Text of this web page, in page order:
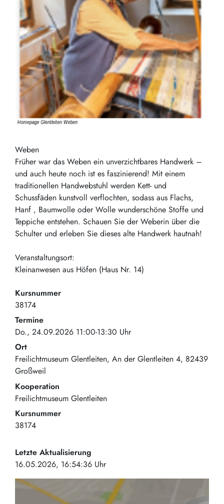
Weben
Früher war das Weben ein unverzichtbares Handwerk –
und auch heute noch ist es faszinierend! Mit einem
traditionellen Handwebstuhl werden Kett- und
Schussfäden kunstvoll verflochten, sodass aus Flachs,
Hanf , Baumwolle oder Wolle wunderschöne Stoffe und
Teppiche entstehen. Schauen Sie der Weberin über die
Schulter und erleben Sie dieses alte Handwerk hautnah!
Veranstaltungsort:
Kleinanwesen aus Höfen (Haus Nr. 14)
Kursnummer
38174
Termine
Do., 24.09.2026 11:00-13:30 Uhr
Ort
Freilichtmuseum Glentleiten An der Glentleiten 4 82439
Großweil
Kooperation
Freilichtmuseum Glentleiten
Kursnummer
38174
Letzte Aktualisierung
16.05.2026, 16:54:36 Uhr